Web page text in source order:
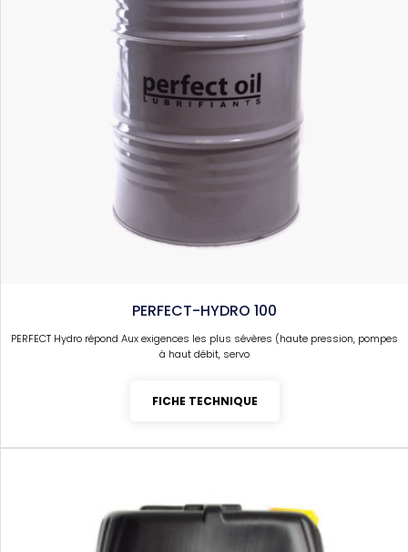
PERFECT-HYDRO 100
PERFECT Hydro répond Aux exigences les plus sévères (haute pression, pompes
à haut débit, servo
FICHE TECHNIQUE